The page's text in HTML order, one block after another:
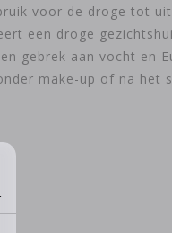
voor de droge tot
een droge
gebrek aan vocht en
make-up of na het